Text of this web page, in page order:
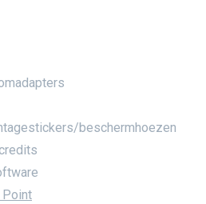
beschermhoezen